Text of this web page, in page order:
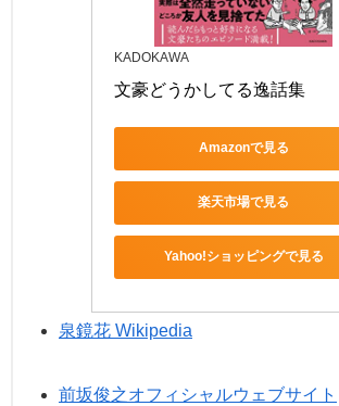
KADOKAWA
文豪どうかしてる逸話集
Amazonで見る
楽天市場で見る
Yahoo!ショッピングで見る
泉鏡花 Wikipedia
前坂俊之オフィシャルウェブサイト